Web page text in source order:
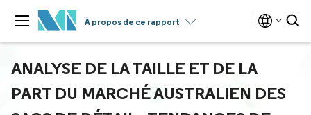
À propos de ce rapport
ANALYSE DE LA TAILLE ET DE LA
PART DU MARCHÉ AUSTRALIEN DES